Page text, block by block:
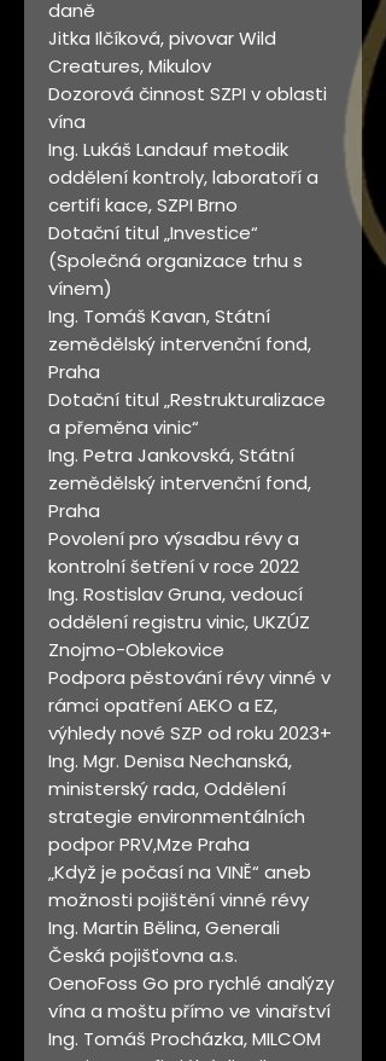
daně
Jitka Ilčíková, pivovar Wild
Creatures, Mikulov
Dozorová činnost SZPI v oblasti
vína
Ing. Lukáš Landauf metodik
oddělení kontroly, laboratoří a
certifi kace, SZPI Brno
Dotační titul „Investice“
(Společná organizace trhu s
vínem)
Ing. Tomáš Kavan, Státní
zemědělský intervenční fond,
Praha
Dotační titul „Restrukturalizace
a přeměna vinic“
Ing. Petra Jankovská, Státní
zemědělský intervenční fond,
Praha
Povolení pro výsadbu révy a
kontrolní šetření v roce 2022
Ing. Rostislav Gruna, vedoucí
oddělení registru vinic, UKZÚZ
Znojmo-Oblekovice
Podpora pěstování révy vinné v
rámci opatření AEKO a EZ,
výhledy nové SZP od roku 2023+
Ing. Mgr. Denisa Nechanská,
ministerský rada, Oddělení
strategie environmentálních
podpor PRV,Mze Praha
„Když je počasí na VINĚ“ aneb
možnosti pojištění vinné révy
Ing. Martin Bělina, Generali
Česká pojišťovna a.s.
OenoFoss Go pro rychlé analýzy
vína a moštu přímo ve vinařství
Ing. Tomáš Procházka, MILCOM